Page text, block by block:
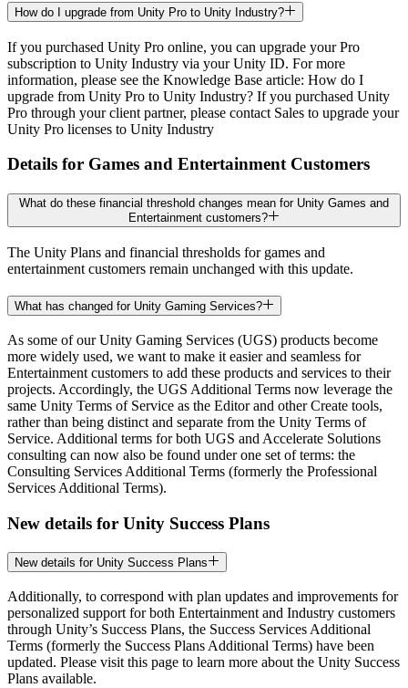
How do I upgrade from Unity Pro to Unity Industry?
If you purchased Unity Pro online, you can upgrade your Pro
subscription to Unity Industry via your Unity ID. For more
information, please see the Knowledge Base article: How do I
upgrade from Unity Pro to Unity Industry? If you purchased Unity
Pro through your client partner, please contact Sales to upgrade your
Unity Pro licenses to Unity Industry
Details for Games and Entertainment Customers
What do these financial threshold changes mean for Unity Games and
Entertainment customers?
The Unity Plans and financial thresholds for games and
entertainment customers remain unchanged with this update.
What has changed for Unity Gaming Services?
As some of our Unity Gaming Services (UGS) products become
more widely used, we want to make it easier and seamless for
Entertainment customers to add these products and services to their
projects. Accordingly, the UGS Additional Terms now leverage the
same Unity Terms of Service as the Editor and other Create tools,
rather than being distinct and separate from the Unity Terms of
Service. Additional terms for both UGS and Accelerate Solutions
consulting can now also be found under one set of terms: the
Consulting Services Additional Terms (formerly the Professional
Services Additional Terms).
New details for Unity Success Plans
New details for Unity Success Plans
Additionally, to correspond with plan updates and improvements for
personalized support for both Entertainment and Industry customers
through Unity’s Success Plans, the Success Services Additional
Terms (formerly the Success Plans Additional Terms) have been
updated. Please visit this page to learn more about the Unity Success
Plans available.